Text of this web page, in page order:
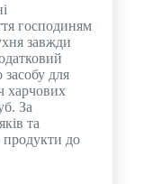
господиням
завжди
засобу для
харчових
За
та
до